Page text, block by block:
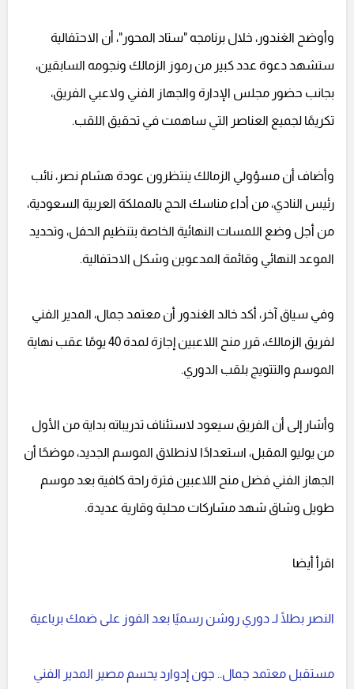
وأوضح الغندور، خلال برنامجه "ستاد المحور"، أن الاحتفالية
ستشهد دعوة عدد كبير من رموز الزمالك ونجومه السابقين،
بجانب حضور مجلس الإدارة والجهاز الفني ولاعبي الفريق،
تكريمًا لجميع العناصر التي ساهمت في تحقيق اللقب.
وأضاف أن مسؤولي الزمالك ينتظرون عودة هشام نصر، نائب
رئيس النادي، من أداء مناسك الحج بالمملكة العربية السعودية،
من أجل وضع اللمسات النهائية الخاصة بتنظيم الحفل، وتحديد
الموعد النهائي وقائمة المدعوين وشكل الاحتفالية.
وفي سياق آخر، أكد خالد الغندور أن معتمد جمال، المدير الفني
لفريق الزمالك، قرر منح اللاعبين إجازة لمدة 40 يومًا عقب نهاية
الموسم والتتويج بلقب الدوري.
وأشار إلى أن الفريق سيعود لاستئناف تدريباته بداية من الأول
من يوليو المقبل، استعدادًا لانطلاق الموسم الجديد، موضحًا أن
الجهاز الفني فضل منح اللاعبين فترة راحة كافية بعد موسم
طويل وشاق شهد مشاركات محلية وقارية عديدة.
اقرأ أيضا
النصر بطلًا لـ دوري روشن رسميًا بعد الفوز على ضمك برباعية
مستقبل معتمد جمال.. جون إدوارد يحسم مصير المدير الفني